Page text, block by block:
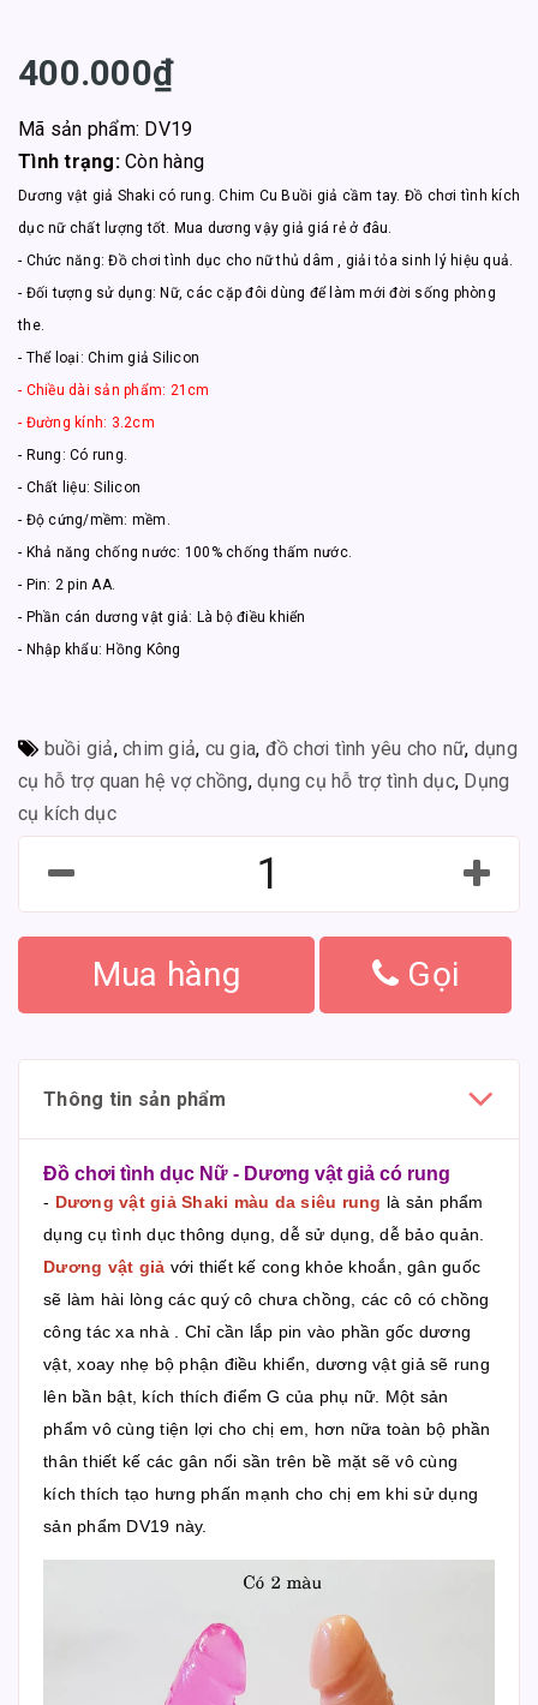
400.000₫
Mã sản phẩm: DV19
Tình trạng: Còn hàng
Dương vật giả Shaki có rung. Chim Cu Buồi giả cầm tay. Đồ chơi tình kích
dục nữ chất lượng tốt. Mua dương vậy giả giá rẻ ở đâu.
- Chức năng: Đồ chơi tình dục cho nữ thủ dâm , giải tỏa sinh lý hiệu quả.
- Đối tượng sử dụng: Nữ, các cặp đôi dùng để làm mới đời sống phòng
the.
- Thể loại: Chim giả Silicon
- Chiều dài sản phẩm: 21cm
- Đường kính: 3.2cm
- Rung: Có rung.
- Chất liệu: Silicon
- Độ cứng/mềm: mềm.
- Khả năng chống nước: 100% chống thấm nước.
- Pin: 2 pin AA.
- Phần cán dương vật giả: Là bộ điều khiển
- Nhập khẩu: Hồng Kông
buồi giả, chim giả, cu gia, đồ chơi tình yêu cho nữ, dụng
cụ hỗ trợ quan hệ vợ chồng, dụng cụ hỗ trợ tình dục, Dụng
cụ kích dục
Mua hàng Gọi
Thông tin sản phẩm
Đồ chơi tình dục Nữ - Dương vật giả có rung
- Dương vật giả Shaki màu da siêu rung là sản phẩm
dụng cụ tình dục thông dụng, dễ sử dụng, dễ bảo quản.
Dương vật giả với thiết kế cong khỏe khoắn, gân guốc
sẽ làm hài lòng các quý cô chưa chồng, các cô có chồng
công tác xa nhà . Chỉ cần lắp pin vào phần gốc dương
vật, xoay nhẹ bộ phận điều khiển, dương vật giả sẽ rung
lên bần bật, kích thích điểm G của phụ nữ. Một sản
phẩm vô cùng tiện lợi cho chị em, hơn nữa toàn bộ phần
thân thiết kế các gân nổi sần trên bề mặt sẽ vô cùng
kích thích tạo hưng phấn mạnh cho chị em khi sử dụng
sản phẩm DV19 này.